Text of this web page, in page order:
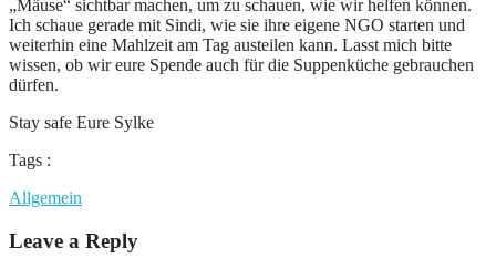
„Mäuse“ sichtbar machen, um zu schauen, wie wir helfen können.
Ich schaue gerade mit Sindi, wie sie ihre eigene NGO starten und
weiterhin eine Mahlzeit am Tag austeilen kann. Lasst mich bitte
wissen, ob wir eure Spende auch für die Suppenküche gebrauchen
dürfen.
Stay safe Eure Sylke
Tags :
Allgemein
Leave a Reply